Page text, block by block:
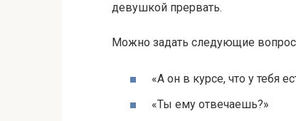
девушкой прервать.
Можно задать следующие
«А он в курсе, что у тебя
«Ты ему отвечаешь?»